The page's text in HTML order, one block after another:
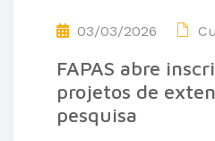
03/03/2026
FAPAS abre
projetos de
pesquisa